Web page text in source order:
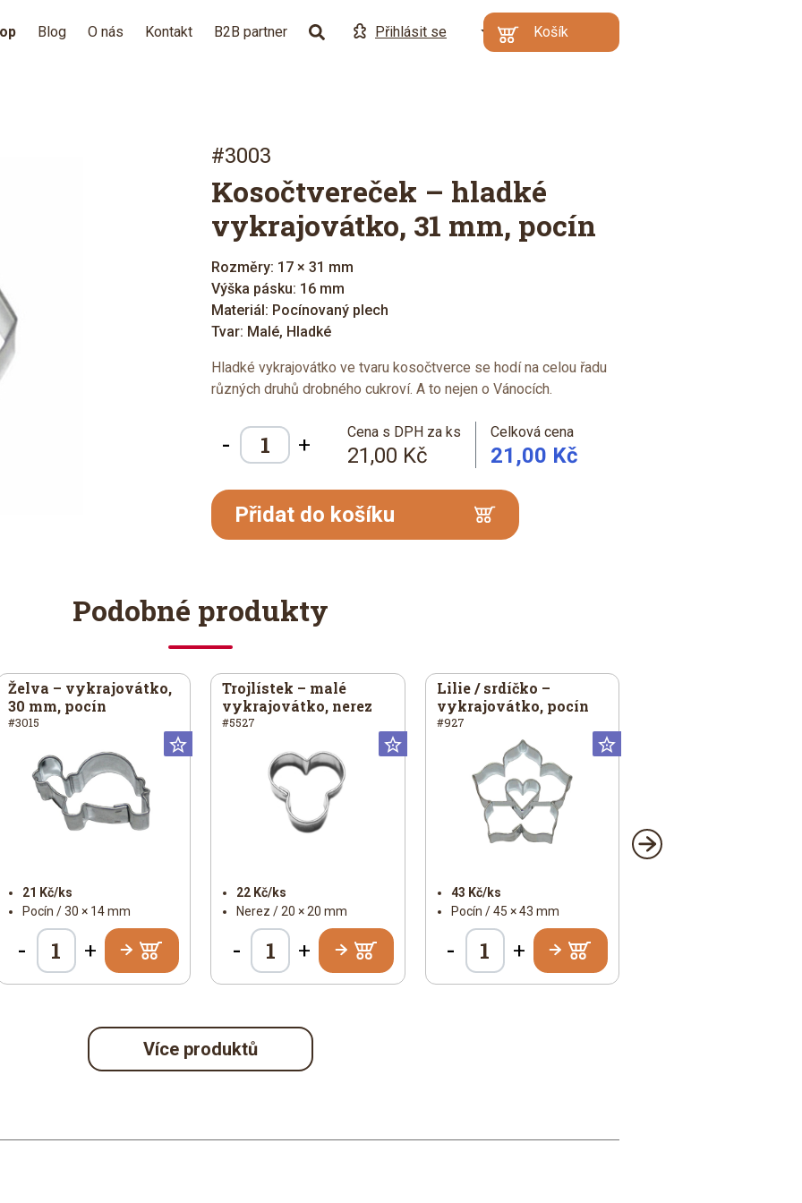
Blog O nás Kontakt B2B partner Přihlásit se
CZ
Kč
Košík
#3003
Kosočtvereček – hladké
vykrajovátko, 31 mm, pocín
Rozměry: 17 × 31 mm
Výška pásku: 16 mm
Materiál: Pocínovaný plech
Tvar: Malé, Hladké
Hladké vykrajovátko ve tvaru kosočtverce se hodí na celou řadu
různých druhů drobného cukroví. A to nejen o Vánocích.
- +
Cena s DPH za ks
21,00 Kč
Celková cena
21,00 Kč
Přidat do košíku
Podobné produkty
Želva – vykrajovátko,
30 mm, pocín
#3015
21 Kč/ks
Pocín / 30 × 14 mm
- +
Trojlístek – malé
vykrajovátko, nerez
#5527
22 Kč/ks
Nerez / 20 × 20 mm
- +
Lilie / srdíčko –
vykrajovátko, pocín
#927
43 Kč/ks
Pocín / 45 × 43 mm
- +
Více produktů